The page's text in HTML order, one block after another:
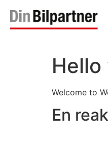
Hello
Welcome to
En